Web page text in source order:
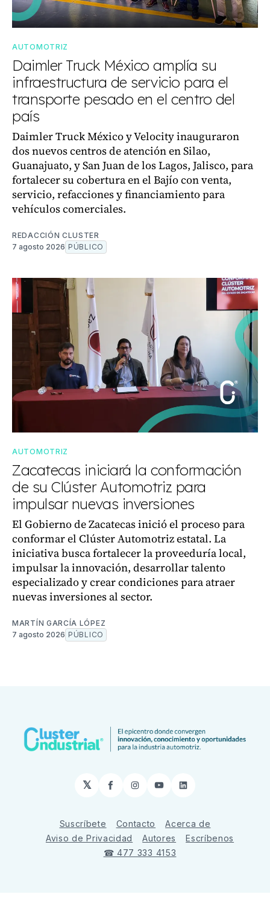
AUTOMOTRIZ
Daimler Truck México amplía su
infraestructura de servicio para el
transporte pesado en el centro del
país
Daimler Truck México y Velocity inauguraron
dos nuevos centros de atención en Silao,
Guanajuato, y San Juan de los Lagos, Jalisco, para
fortalecer su cobertura en el Bajío con venta,
servicio, refacciones y financiamiento para
vehículos comerciales.
REDACCIÓN CLUSTER
7 agosto 2026 PÚBLICO
AUTOMOTRIZ
Zacatecas iniciará la conformación
de su Clúster Automotriz para
impulsar nuevas inversiones
El Gobierno de Zacatecas inició el proceso para
conformar el Clúster Automotriz estatal. La
iniciativa busca fortalecer la proveeduría local,
impulsar la innovación, desarrollar talento
especializado y crear condiciones para atraer
nuevas inversiones al sector.
MARTÍN GARCÍA LÓPEZ
7 agosto 2026 PÚBLICO
𝕏 Facebook
Instagram
YouTubeLinkedIn
Suscríbete Contacto
Acerca de
Aviso de Privacidad
Autores
Escríbenos
☎ 477 333 4153